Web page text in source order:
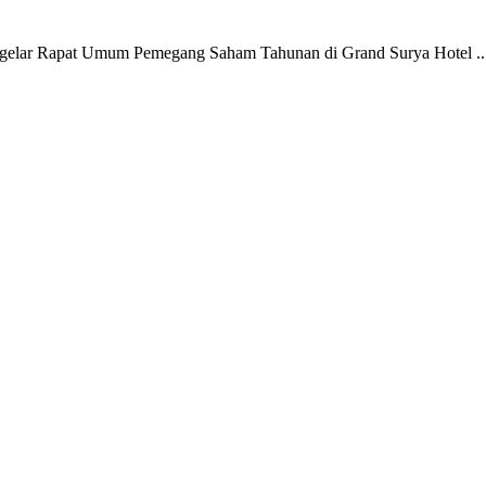
Rapat Umum Pemegang Saham Tahunan di Grand Surya Hotel